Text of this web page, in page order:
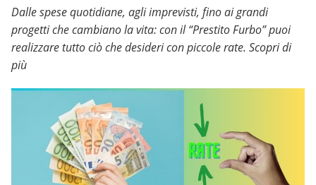
Dalle spese quotidiane, agli imprevisti, fino ai grandi
progetti che cambiano la vita: con il “Prestito Furbo” puoi
realizzare tutto ciò che desideri con piccole rate. Scopri di
più